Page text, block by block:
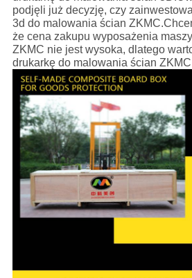
podjęli już decyzję, czy
3d do malowania ścian
że cena zakupu wyposażenia
ZKMC nie jest wysoka, dlatego
drukarkę do malowania ścian